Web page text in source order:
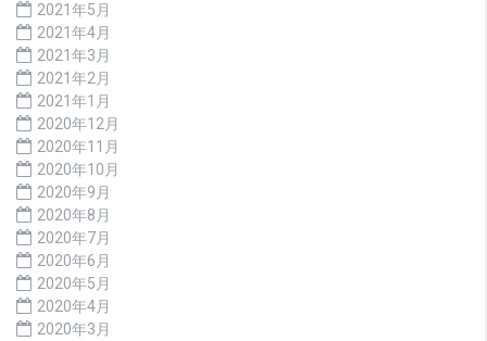
2021年5月
2021年4月
2021年3月
2021年2月
2021年1月
2020年12月
2020年11月
2020年10月
2020年9月
2020年8月
2020年7月
2020年6月
2020年5月
2020年4月
2020年3月